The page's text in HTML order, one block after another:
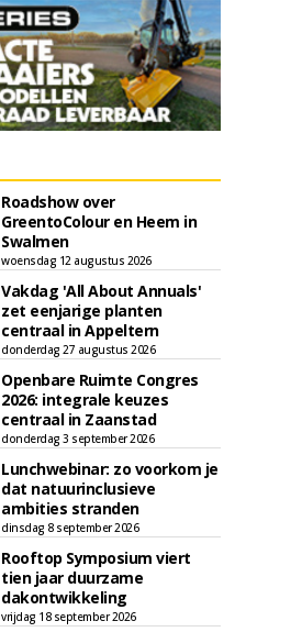
Roadshow over
GreentoColour en Heem in
Swalmen
woensdag 12 augustus 2026
Vakdag 'All About Annuals'
zet eenjarige planten
centraal in Appeltern
donderdag 27 augustus 2026
Openbare Ruimte Congres
2026: integrale keuzes
centraal in Zaanstad
donderdag 3 september 2026
Lunchwebinar: zo voorkom je
dat natuurinclusieve
ambities stranden
dinsdag 8 september 2026
Rooftop Symposium viert
tien jaar duurzame
dakontwikkeling
vrijdag 18 september 2026